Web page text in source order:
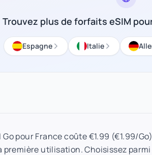
Trouvez plus de forfaits eSIM
Espagne Italie
Go pour France coûte €1.99 (€1.99/
première utilisation. Choisissez